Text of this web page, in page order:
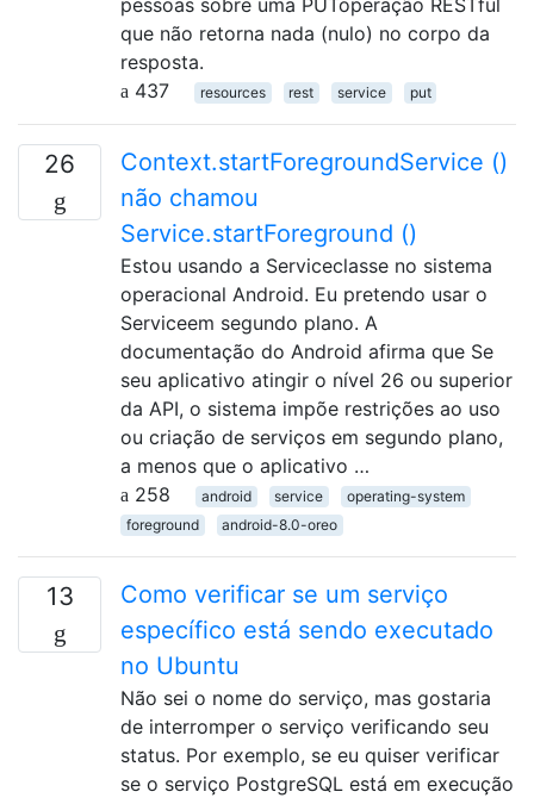
que não retorna nada (nulo) no corpo da
resposta.
437
resources rest service put
26
Context.startForegroundService ()
não chamou
Service.startForeground ()
Estou usando a Serviceclasse no sistema
operacional Android. Eu pretendo usar o
Serviceem segundo plano. A
documentação do Android afirma que Se
seu aplicativo atingir o nível 26 ou superior
da API, o sistema impõe restrições ao uso
ou criação de serviços em segundo plano,
a menos que o aplicativo …
258
android service
operating-system
foreground
android-8.0-oreo
13
Como verificar se um serviço
específico está sendo executado
no Ubuntu
Não sei o nome do serviço, mas gostaria
de interromper o serviço verificando seu
status. Por exemplo, se eu quiser verificar
se o serviço PostgreSQL está em execução